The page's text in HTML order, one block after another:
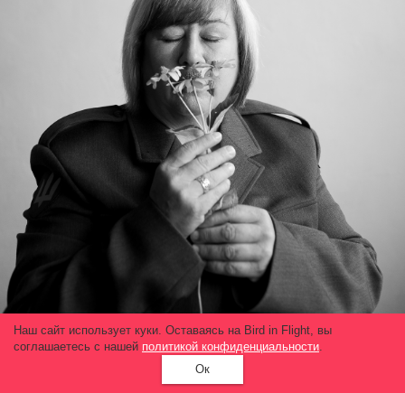
На фото: жена Татьяна.
Наш сайт использует куки. Оставаясь на Bird in Flight, вы
соглашаетесь с нашей политикой конфиденциальности.
Ок